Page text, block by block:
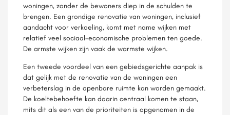
woningen, zonder de bewoners diep in de schulden te
brengen. Een grondige renovatie van woningen, inclusief
aandacht voor verkoeling, komt met name wijken met
relatief veel sociaal-economische problemen ten goede.
De armste wijken zijn vaak de warmste wijken.
Een tweede voordeel van een gebiedsgerichte aanpak is
dat gelijk met de renovatie van de woningen een
verbeterslag in de openbare ruimte kan worden gemaakt.
De koeltebehoefte kan daarin centraal komen te staan,
mits dit als een van de prioriteiten is opgenomen in de